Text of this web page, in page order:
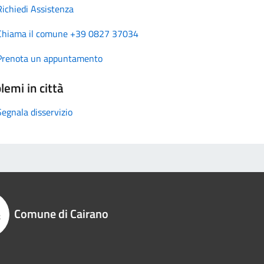
Assistenza
il comune +39 0827 37034
un appuntamento
in città
disservizio
Comune di Cairano